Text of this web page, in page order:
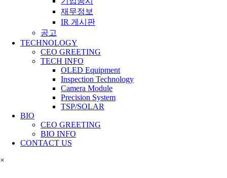
재무정보
IR 게시판
공고
TECHNOLOGY
CEO GREETING
TECH INFO
OLED Equipment
Inspection Technology
Camera Module
Precision System
TSP/SOLAR
BIO
CEO GREETING
BIO INFO
CONTACT US
×